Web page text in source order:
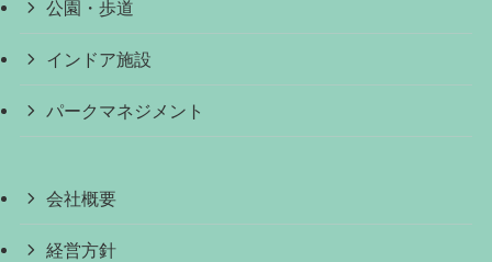
公園・歩道
インドア施設
パークマネジメント
会社概要
経営方針